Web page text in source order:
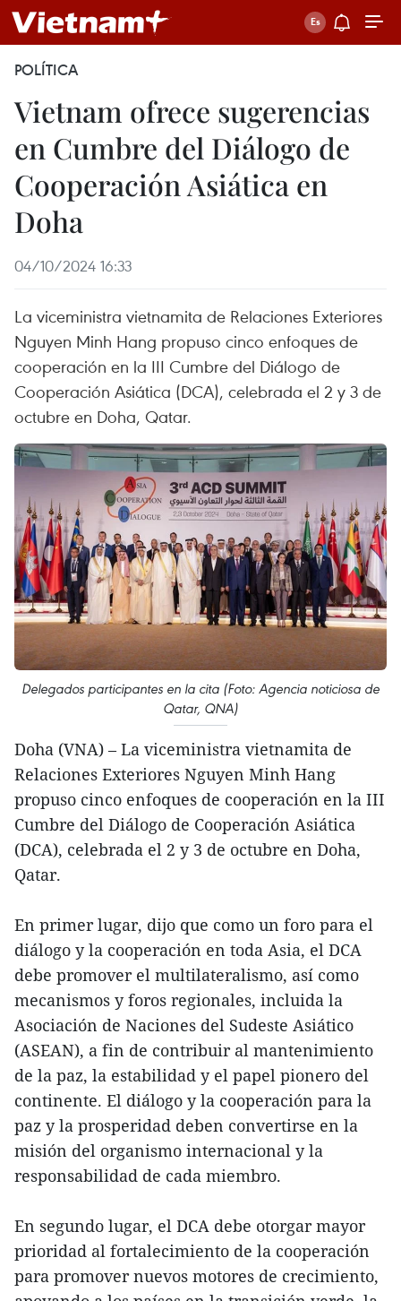
POLÍTICA
Vietnam ofrece sugerencias
en Cumbre del Diálogo de
Cooperación Asiática en
Doha
04/10/2024 16:33
La viceministra vietnamita de Relaciones Exteriores
Nguyen Minh Hang propuso cinco enfoques de
cooperación en la III Cumbre del Diálogo de
Cooperación Asiática (DCA), celebrada el 2 y 3 de
octubre en Doha, Qatar.
Delegados participantes en la cita (Foto: Agencia noticiosa de
Qatar, QNA)
Doha (VNA) – La viceministra vietnamita de
Relaciones Exteriores Nguyen Minh Hang
propuso cinco enfoques de cooperación en la III
Cumbre del Diálogo de Cooperación Asiática
(DCA), celebrada el 2 y 3 de octubre en Doha,
Qatar.
En primer lugar, dijo que como un foro para el
diálogo y la cooperación en toda Asia, el DCA
debe promover el multilateralismo, así como
mecanismos y foros regionales, incluida la
Asociación de Naciones del Sudeste Asiático
(ASEAN), a fin de contribuir al mantenimiento
de la paz, la estabilidad y el papel pionero del
continente. El diálogo y la cooperación para la
paz y la prosperidad deben convertirse en la
misión del organismo internacional y la
responsabilidad de cada miembro.
En segundo lugar, el DCA debe otorgar mayor
prioridad al fortalecimiento de la cooperación
para promover nuevos motores de crecimiento,